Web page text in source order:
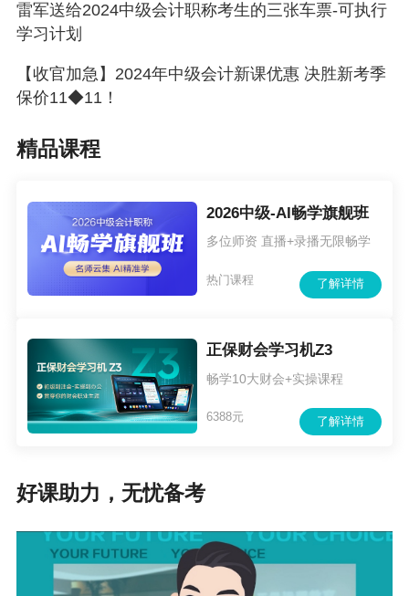
雷军送给2024中级会计职称考生的三张车票-可执行
学习计划
【收官加急】2024年中级会计新课优惠 决胜新考季
保价11◆11！
精品课程
2026中级-AI畅学旗舰班
多位师资 直播+录播无限畅学
了解详情
热门课程
正保财会学习机Z3
畅学10大财会+实操课程
了解详情
6388元
好课助力，无忧备考